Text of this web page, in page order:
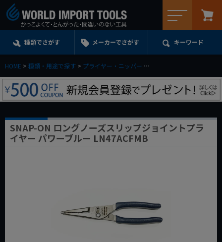
種類でさがす メーカーでさがす キーワード
HOME 種類・用途で探す プライヤー・ニッパー
SNAP-ON ロングノーズスリップジョイントプラ
イヤー パワーブルー LN47ACFMB